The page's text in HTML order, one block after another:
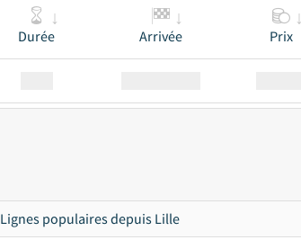
Durée Arrivée Prix
Lignes populaires depuis Lille